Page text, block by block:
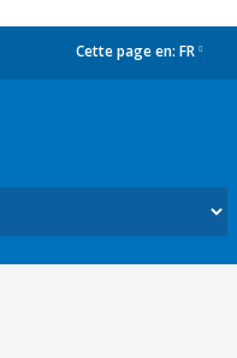
Cette page en: FR